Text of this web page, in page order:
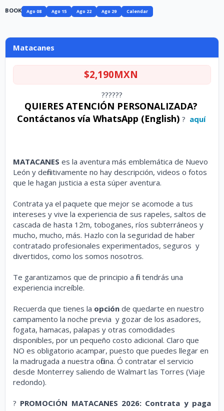
Matacanes
BOOK Ago 08 Ago 15 Ago 22 Ago 29 Calendar
Matacanes
$2,190MXN
??????
QUIERES ATENCIÓN PERSONALIZADA?
Contáctanos vía WhatsApp (English) ? aquí
MATACANES es la aventura más emblemática de Nuevo
León y definitivamente no hay descripción, videos o fotos
que le hagan justicia a esta súper aventura.
Contrata ya el paquete que mejor se acomode a tus
intereses y vive la experiencia de sus rapeles, saltos de
cascada de hasta 12m, toboganes, ríos subterráneos y
mucho, mucho, más. Hazlo con la seguridad de haber
contratado profesionales experimentados, seguros y
divertidos, como los somos nosotros.
Te garantizamos que de principio a fin tendrás una
experiencia increíble.
Recuerda que tienes la opción de quedarte en nuestro
campamento la noche previa y gozar de los asadores,
fogata, hamacas, palapas y otras comodidades
disponibles, por un pequeño costo adicional. Claro que
NO es obligatorio acampar, puesto que puedes llegar en
la madrugada a nuestra oficina. Ó contratar el servicio
desde Monterrey saliendo de Walmart las Torres (Viaje
redondo).
? PROMOCIÓN MATACANES 2026: Contrata y paga